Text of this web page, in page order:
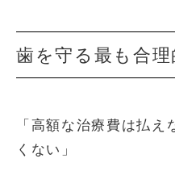
歯を守る最も合理
「高額な治療費は払
くない」